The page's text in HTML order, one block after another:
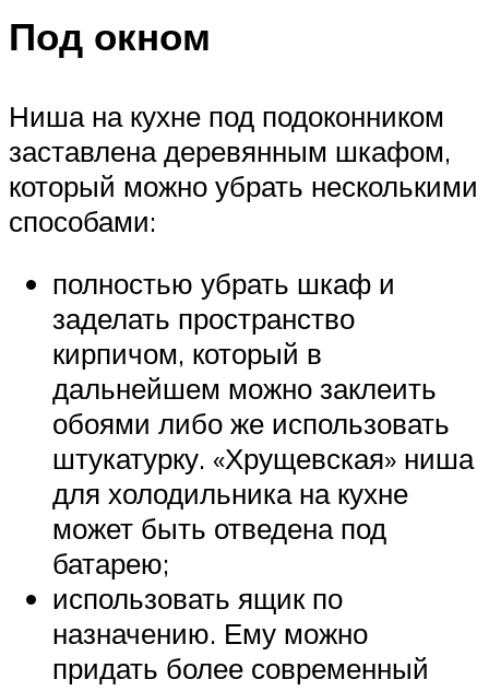
Под окном
Ниша на кухне под подоконником
заставлена деревянным шкафом,
который можно убрать несколькими
способами:
полностью убрать шкаф и
заделать пространство
кирпичом, который в
дальнейшем можно заклеить
обоями либо же использовать
штукатурку. «Хрущевская» ниша
для холодильника на кухне
может быть отведена под
батарею;
использовать ящик по
назначению. Ему можно
придать более современный